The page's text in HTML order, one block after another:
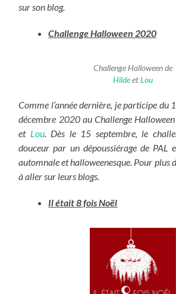
sur son blog.
Challenge Halloween 2020
Challenge Halloween de
HildeetLou
Comme l’année dernière, je participe du
décembre 2020 au Challenge
et Lou. Dès le 15 septembre, le
douceur par un dépoussiérage de PAL
automnale et halloweenesque. Pour plus
à aller sur leurs blogs.
Il était 8 fois Noël